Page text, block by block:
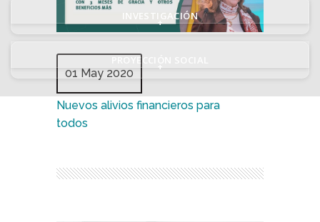
INVESTIGACIÓN
+
PROYECCIÓN SOCIAL
+
01 May 2020
Nuevos alivios financieros para
todos